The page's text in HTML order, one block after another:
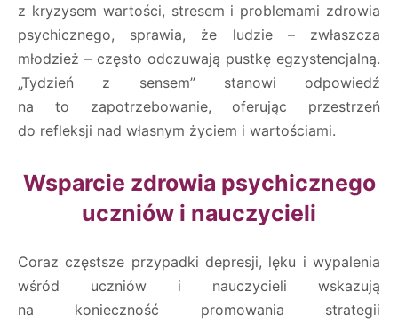
z kryzysem wartości, stresem i problemami zdrowia
psychicznego, sprawia, że ludzie – zwłaszcza
młodzież – często odczuwają pustkę egzystencjalną.
„Tydzień z sensem” stanowi odpowiedź
na to zapotrzebowanie, oferując przestrzeń
do refleksji nad własnym życiem i wartościami.
Wsparcie zdrowia psychicznego
uczniów i nauczycieli
Coraz częstsze przypadki depresji, lęku i wypalenia
wśród uczniów i nauczycieli wskazują
na konieczność promowania strategii